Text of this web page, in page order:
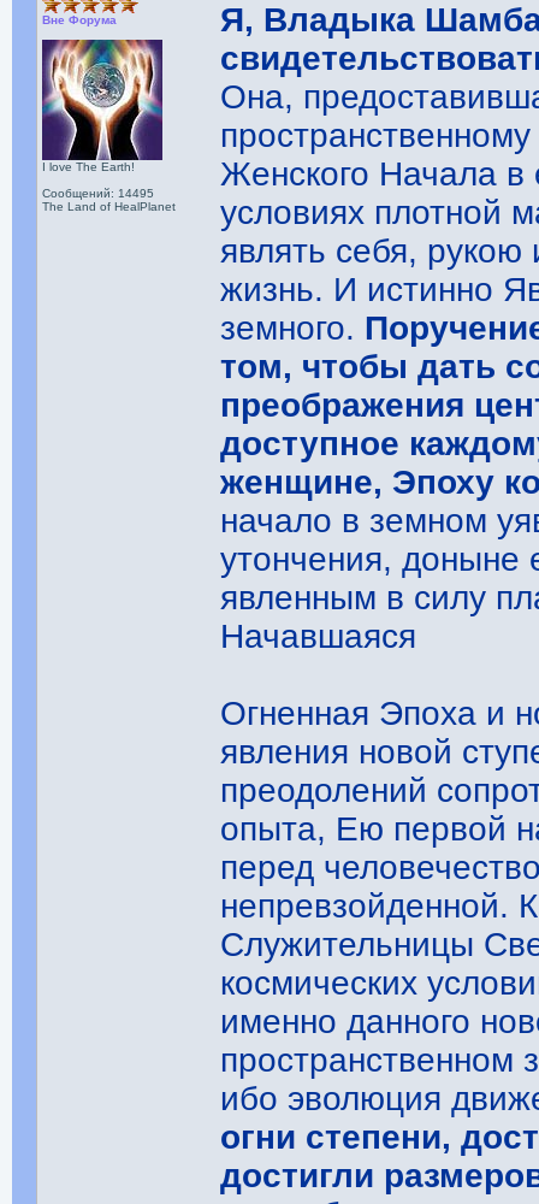
Вне Форума
I love The Earth!
Сообщений: 14495
The Land of HealPlanet
Я, Владыка
Она,
Женского Начала
условиях плотной
являть себя, рукою
жизнь. И истинно
земного.
том, чтобы дать
преображения
доступное
женщине, Эпоху
начало в земном
утончения, доныне
явленным в силу
Начавшаяся
Огненная Эпоха и
явления новой
преодолений
опыта, Ею первой
перед
непревзойденной.
Служительницы
космических
именно данного
пространственном
ибо эволюция
огни степени,
достигли